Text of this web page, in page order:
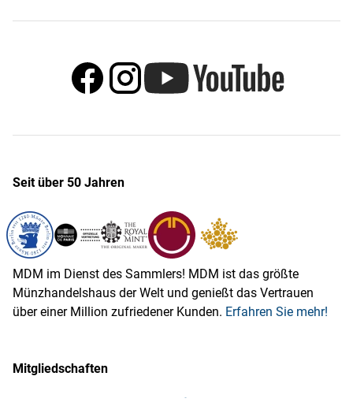
Seit über 50 Jahren
MDM im Dienst des Sammlers! MDM ist das größte
Münzhandelshaus der Welt und genießt das Vertrauen
über einer Million zufriedener Kunden. Erfahren Sie mehr!
Mitgliedschaften